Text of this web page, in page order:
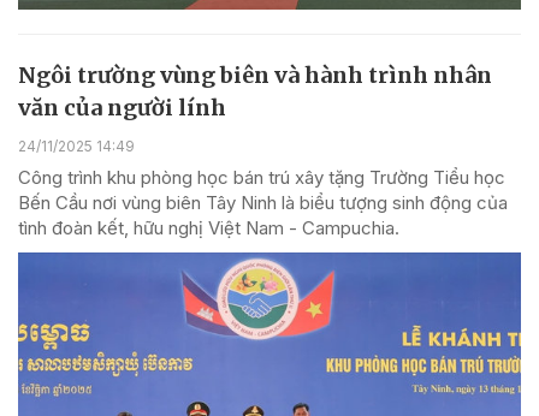
Ngôi trường vùng biên và hành trình nhân
văn của người lính
24/11/2025 14:49
Công trình khu phòng học bán trú xây tặng Trường Tiểu học
Bến Cầu nơi vùng biên Tây Ninh là biểu tượng sinh động của
tình đoàn kết, hữu nghị Việt Nam - Campuchia.